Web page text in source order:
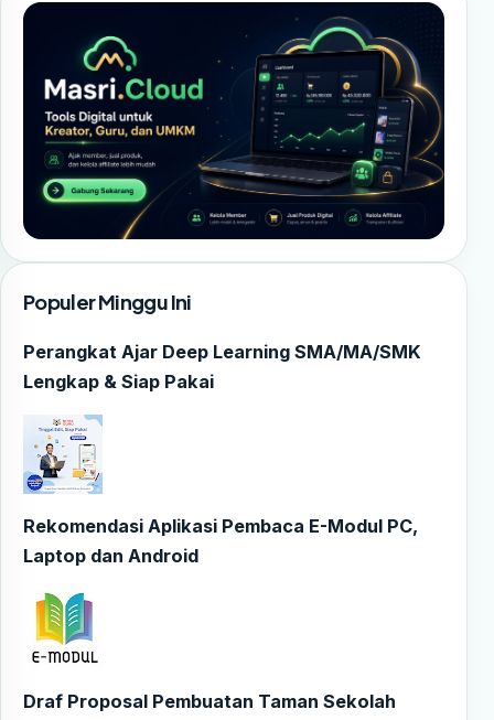
Populer Minggu Ini
Perangkat Ajar Deep Learning SMA/MA/SMK
Lengkap & Siap Pakai
Rekomendasi Aplikasi Pembaca E-Modul PC,
Laptop dan Android
Draf Proposal Pembuatan Taman Sekolah